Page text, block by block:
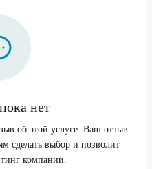
нет
об этой услуге. Ваш отзыв
сделать выбор и позволит
компании.